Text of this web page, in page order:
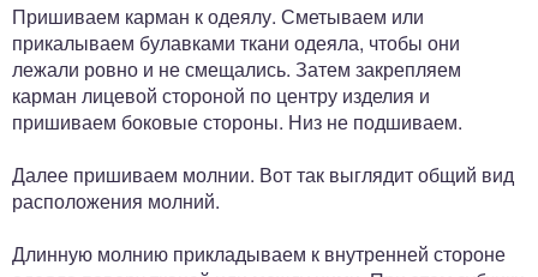
Пришиваем карман к одеялу. Сметываем или
прикалываем булавками ткани одеяла, чтобы они
лежали ровно и не смещались. Затем закрепляем
карман лицевой стороной по центру изделия и
пришиваем боковые стороны. Низ не подшиваем.
Далее пришиваем молнии. Вот так выглядит общий вид
расположения молний.
Длинную молнию прикладываем к внутренней стороне